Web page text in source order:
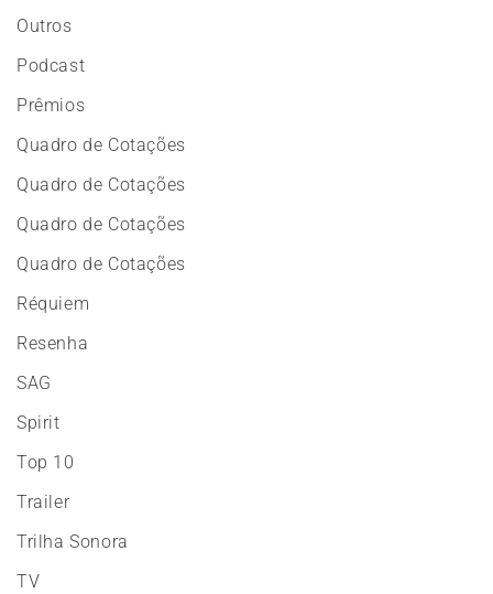
Outros
Podcast
Prêmios
Quadro de Cotações
Quadro de Cotações
Quadro de Cotações
Quadro de Cotações
Réquiem
Resenha
SAG
Spirit
Top 10
Trailer
Trilha Sonora
TV